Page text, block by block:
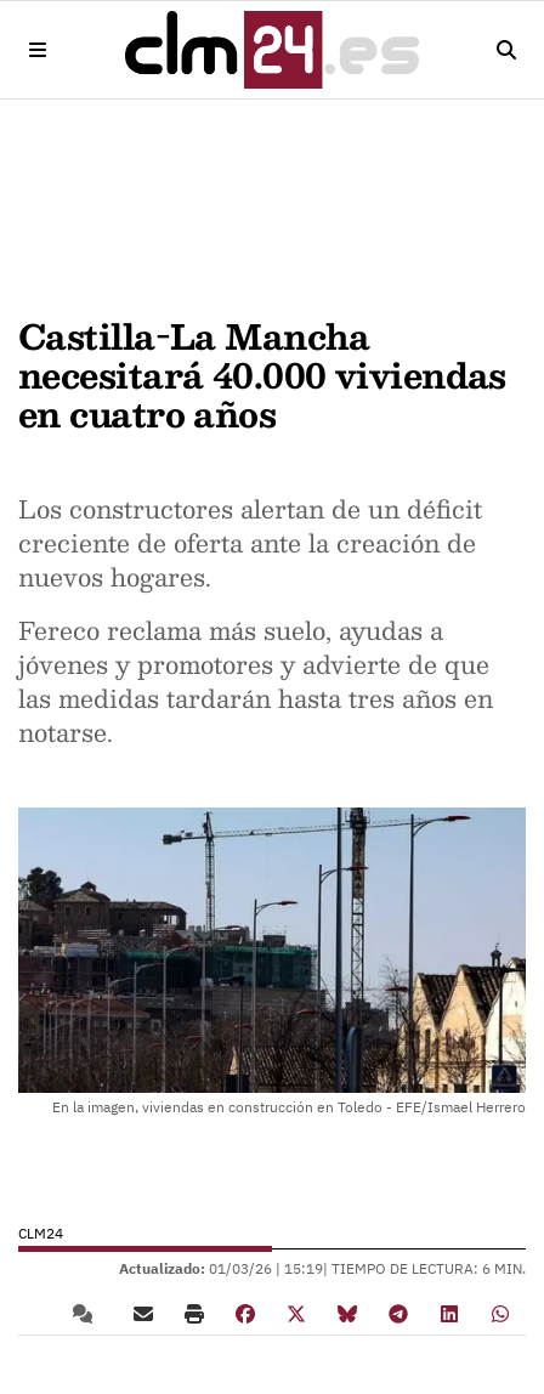
Castilla-La Mancha
necesitará 40.000 viviendas
en cuatro años
Los constructores alertan de un déficit
creciente de oferta ante la creación de
nuevos hogares.
Fereco reclama más suelo, ayudas a
jóvenes y promotores y advierte de que
las medidas tardarán hasta tres años en
notarse.
En la imagen, viviendas en construcción en Toledo - EFE/Ismael Herrero
CLM24
Actualizado: 01/03/26 | 15:19| TIEMPO DE LECTURA: 6 MIN.